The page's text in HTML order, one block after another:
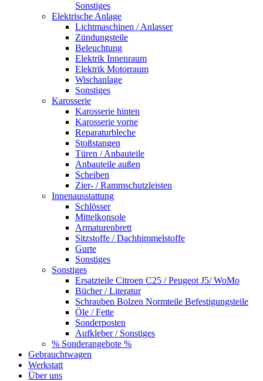
Sonstiges
Elektrische Anlage
Lichtmaschinen / Anlasser
Zündungsteile
Beleuchtung
Elektrik Innenraum
Elektrik Motorraum
Wischanlage
Sonstiges
Karosserie
Karosserie hinten
Karosserie vorne
Reparaturbleche
Stoßstangen
Türen / Anbauteile
Anbauteile außen
Scheiben
Zier- / Rammschutzleisten
Innenausstattung
Schlösser
Mittelkonsole
Armaturenbrett
Sitzstoffe / Dachhimmelstoffe
Gurte
Sonstiges
Sonstiges
Ersatzteile Citroen C25 / Peugeot J5/ WoMo
Bücher / Literatur
Schrauben Bolzen Normteile Befestigungsteile
Öle / Fette
Sonderposten
Aufkleber / Sonstiges
% Sonderangebote %
Gebrauchtwagen
Werkstatt
Über uns